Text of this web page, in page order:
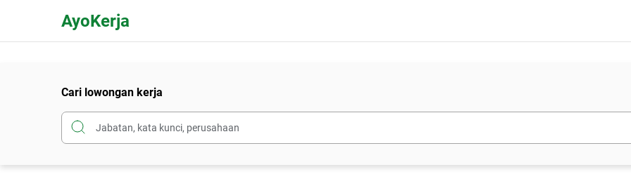
AyoKerja
Cari lowongan kerja